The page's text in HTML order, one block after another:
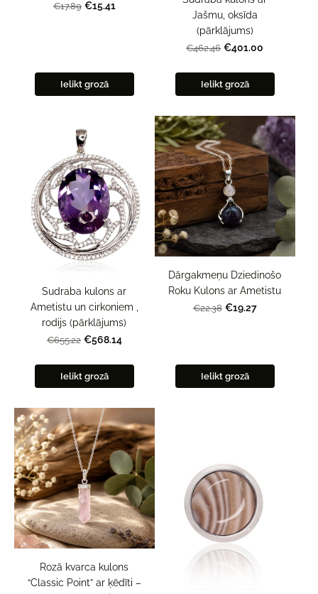
€17.89 €15.41
Ielikt grozā
Jašmu, oksīda
(pārklājums)
€462.46 €401.00
Ielikt grozā
Sudraba kulons ar
Ametistu un cirkoniem ,
rodijs (pārklājums)
€655.22 €568.14
Ielikt grozā
Dārgakmeņu Dziedinošo
Roku Kulons ar Ametistu
€22.38 €19.27
Ielikt grozā
Rozā kvarca kulons
“Classic Point” ar ķēdīti –